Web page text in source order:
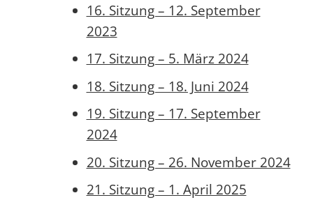
16. Sitzung – 12. September
2023
17. Sitzung – 5. März 2024
18. Sitzung – 18. Juni 2024
19. Sitzung – 17. September
2024
20. Sitzung – 26. November 2024
21. Sitzung – 1. April 2025